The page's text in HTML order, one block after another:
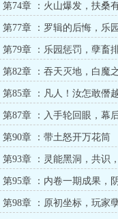
第74章 ：火山爆发，扶桑
第77章 ：罗辑的后悔，乐
第79章 ：乐园惩罚，孽畜
第82章 ：吞天灭地，白魔
第85章 ：凡人！汝怎敢僭
第87章 ：入手轮回眼，幕
第90章 ：带土怒开万花筒
第93章 ：灵能黑洞，共识
第95章 ：内卷一期成果，
第98章 ：原初坐标，玩家